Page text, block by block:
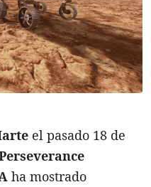
el pasado 18 de
ha mostrado